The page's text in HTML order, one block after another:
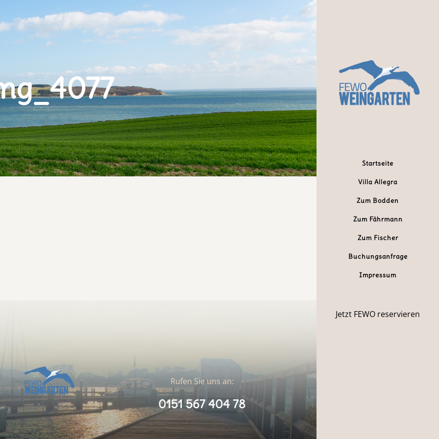
Startseite
Villa Allegra
Zum Bodden
Zum Fährmann
Zum Fischer
Buchungsanfrage
Impressum
Jetzt FEWO reservieren
Rufen Sie uns an:
0151 567 404 78